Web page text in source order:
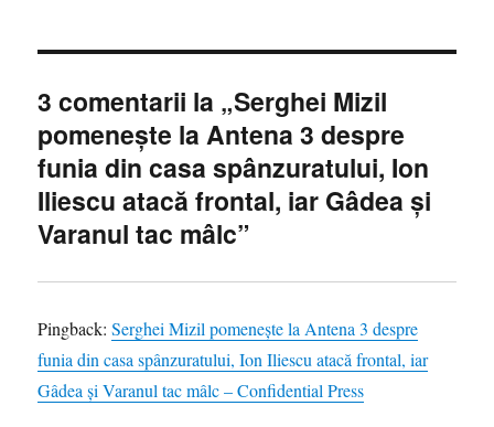
3 comentarii la „Serghei Mizil
pomeneşte la Antena 3 despre
funia din casa spânzuratului, Ion
Iliescu atacă frontal, iar Gâdea şi
Varanul tac mâlc”
Pingback:Serghei Mizil pomeneşte la Antena 3 despre
funia din casa spânzuratului, Ion Iliescu atacă frontal, iar
Gâdea şi Varanul tac mâlc – Confidential Press